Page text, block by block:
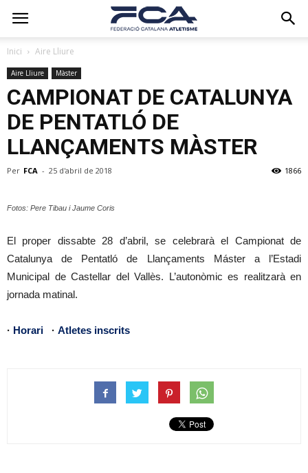
Inici Aire Lliure
Aire Lliure Màster
CAMPIONAT DE CATALUNYA
DE PENTATLÓ DE
LLANÇAMENTS MÀSTER
Per FCA - 25 d'abril de 2018 1866
Fotos: Pere Tibau i Jaume Coris
El proper dissabte 28 d’abril, se celebrarà el Campionat de
Catalunya de Pentatló de Llançaments Máster a l’Estadi
Municipal de Castellar del Vallès. L’autonòmic es realitzarà en
jornada matinal.
· Horari · Atletes inscrits